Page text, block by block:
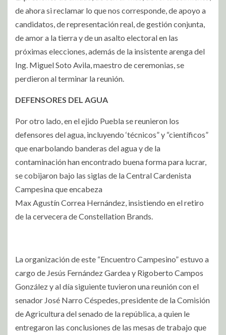
de ahora si reclamar lo que nos corresponde, de apoyo a
candidatos, de representación real, de gestión conjunta,
de amor a la tierra y de un asalto electoral en las
próximas elecciones, además de la insistente arenga del
Ing. Miguel Soto Avila, maestro de ceremonias, se
perdieron al terminar la reunión.
DEFENSORES DEL AGUA
Por otro lado, en el ejido Puebla se reunieron los
defensores del agua, incluyendo ‘técnicos” y “científicos”
que enarbolando banderas del agua y de la
contaminación han encontrado buena forma para lucrar,
se cobijaron bajo las siglas de la Central Cardenista
Campesina que encabeza
Max Agustín Correa Hernández, insistiendo en el retiro
de la cervecera de Constellation Brands.
La organización de este “Encuentro Campesino” estuvo a
cargo de Jesús Fernández Gardea y Rigoberto Campos
González y al día siguiente tuvieron una reunión con el
senador José Narro Céspedes, presidente de la Comisión
de Agricultura del senado de la república, a quien le
entregaron las conclusiones de las mesas de trabajo que